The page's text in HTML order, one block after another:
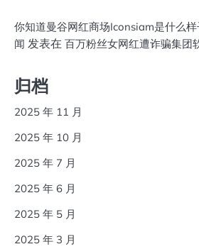
你知道曼谷网红商场Iconsiam是什么
闻 发表在 百万粉丝女网红遭诈骗集团
归档
2025 年 11 月
2025 年 10 月
2025 年 7 月
2025 年 6 月
2025 年 5 月
2025 年 3 月